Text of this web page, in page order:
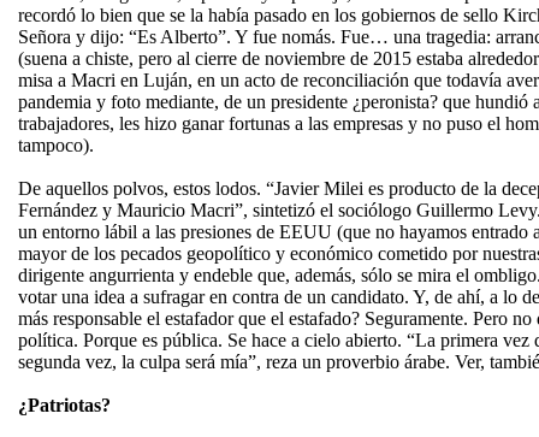
recordó lo bien que se la había pasado en los gobiernos de sello
Señora y dijo: “Es Alberto”. Y fue nomás. Fue… una tragedia:
(suena a chiste, pero al cierre de noviembre de 2015 estaba
misa a Macri en Luján, en un acto de reconciliación que todavía
pandemia y foto mediante, de un presidente ¿peronista? que hundió
trabajadores, les hizo ganar fortunas a las empresas y no puso el
tampoco).
De aquellos polvos, estos lodos. “Javier Milei es producto de la
Fernández y Mauricio Macri”, sintetizó el sociólogo Guillermo
un entorno lábil a las presiones de EEUU (que no hayamos entrado
mayor de los pecados geopolítico y económico cometido por
dirigente angurrienta y endeble que, además, sólo se mira el
votar una idea a sufragar en contra de un candidato. Y, de ahí, a lo
más responsable el estafador que el estafado? Seguramente. Pero
política. Porque es pública. Se hace a cielo abierto. “La primera vez
segunda vez, la culpa será mía”, reza un proverbio árabe. Ver,
¿Patriotas?